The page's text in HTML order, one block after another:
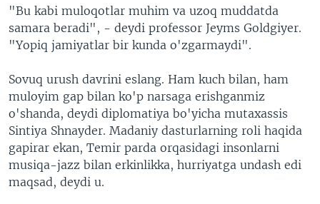
"Bu kabi muloqotlar muhim va uzoq muddatda
samara beradi", - deydi professor Jeyms Goldgiyer.
"Yopiq jamiyatlar bir kunda o'zgarmaydi".
Sovuq urush davrini eslang. Ham kuch bilan, ham
muloyim gap bilan ko'p narsaga erishganmiz
o'shanda, deydi diplomatiya bo'yicha mutaxassis
Sintiya Shnayder. Madaniy dasturlarning roli haqida
gapirar ekan, Temir parda orqasidagi insonlarni
musiqa-jazz bilan erkinlikka, hurriyatga undash edi
maqsad, deydi u.